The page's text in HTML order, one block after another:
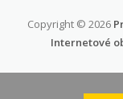
Copyright © 2026
Internetové